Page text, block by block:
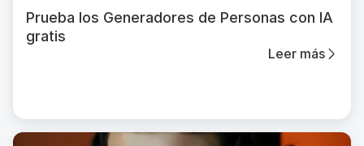
Prueba los Generadores de Personas con IA
gratis
Leer más